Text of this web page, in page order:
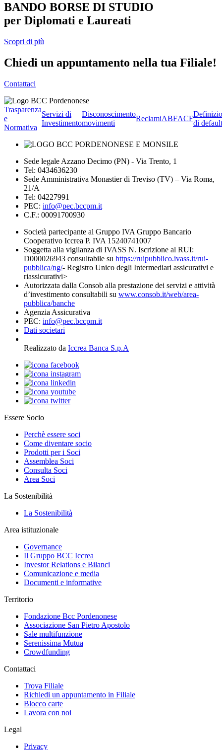
BANDO BORSE DI STUDIO
per Diplomati e Laureati
Scopri di più
Chiedi un appuntamento nella tua Filiale!
Contattaci
Trasparenza
e
Normativa
Servizi di
Investimento
Disconoscimento
movimenti
ReclamiABFACF
di default
Sede legale Azzano Decimo (PN) - Via Trento, 1
Tel: 0434636230
Sede Amministrativa Monastier di Treviso (TV) – Via Roma,
21/A
Tel: 04227991
PEC: info@pec.bccpm.it
C.F.: 00091700930
Società partecipante al Gruppo IVA Gruppo Bancario
Cooperativo Iccrea P. IVA 15240741007
Soggetta alla vigilanza di IVASS N. Iscrizione al RUI:
D000026943 consultabile su https://ruipubblico.ivass.it/rui-
pubblica/ng/- Registro Unico degli Intermediari assicurativi e
riassicurativi>
Autorizzata dalla Consob alla prestazione dei servizi e attività
d’investimento consultabili su www.consob.it/web/area-
pubblica/banche
Agenzia Assicurativa
PEC: info@pec.bccpm.it
Dati societari
Realizzato da Iccrea Banca S.p.A
Essere Socio
Perchè essere soci
Come diventare socio
Prodotti per i Soci
Assemblea Soci
Consulta Soci
Area Soci
La Sostenibilità
La Sostenibilità
Area istituzionale
Governance
Il Gruppo BCC Iccrea
Investor Relations e Bilanci
Comunicazione e media
Documenti e informative
Territorio
Fondazione Bcc Pordenonese
Associazione San Pietro Apostolo
Sale multifunzione
Serenissima Mutua
Crowdfunding
Contattaci
Trova Filiale
Richiedi un appuntamento in Filiale
Blocco carte
Lavora con noi
Legal
Privacy